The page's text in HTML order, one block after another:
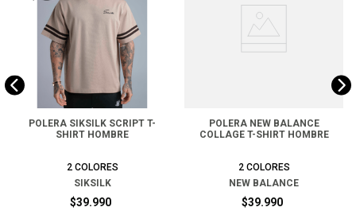
POLERA SIKSILK SCRIPT T-
SHIRT HOMBRE
2 COLORES
SIKSILK
$39.990
POLERA NEW BALANCE
COLLAGE T-SHIRT HOMBRE
2 COLORES
NEW BALANCE
$39.990